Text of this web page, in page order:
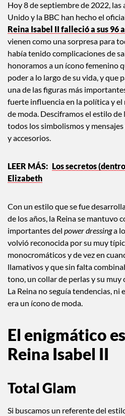
Hoy 8 de septiembre de 2022,
Unido y la BBC han hecho el
Reina Isabel II falleció a sus 96
vienen como una sorpresa para
había tenido complicaciones de
honoramos a un ícono femenino
poder a lo largo de su vida, y que
una de las figuras más
fuerte influencia en la política y
de moda. Desciframos el estilo
todos los simbolismos y
y accesorios.
Los secretos
Elizabeth
Con un estilo que se fue
de los años, la Reina se mantuvo
importantes del power dressinga
volvió reconocida por su muy
monocromáticos y de vez en
llamativos y que sin falta
tono, un collar de perlas y su
La Reina no seguía tendencias,
era un ícono de moda.
El enigmático
Reina Isabel II
Total Glam
Si buscamos un referente del